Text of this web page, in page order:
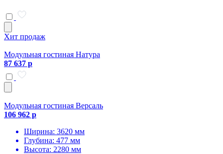
Хит продаж
Модульная гостиная Натура
87 637 р
Модульная гостиная Версаль
106 962 р
Ширина: 3620 мм
Глубина: 477 мм
Высота: 2280 мм